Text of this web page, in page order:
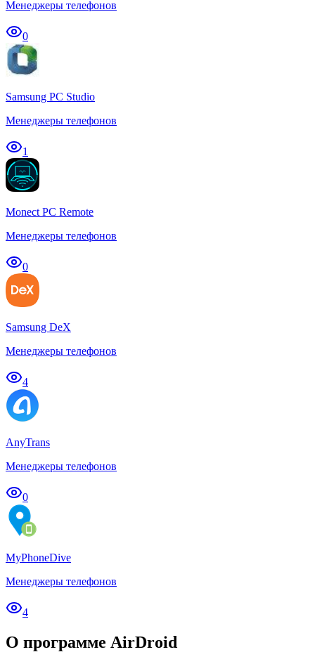
Менеджеры телефонов
0
Samsung PC Studio
Менеджеры телефонов
1
Monect PC Remote
Менеджеры телефонов
0
Samsung DeX
Менеджеры телефонов
4
AnyTrans
Менеджеры телефонов
0
MyPhoneDive
Менеджеры телефонов
4
О программе AirDroid